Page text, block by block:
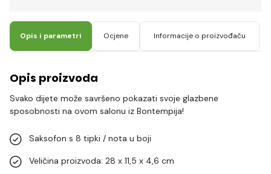
Opis i parametri Ocjene Informacije o proizvođaču
Opis proizvoda
Svako dijete može savršeno pokazati svoje glazbene
sposobnosti na ovom salonu iz Bontempija!
Saksofon s 8 tipki / nota u boji
Veličina proizvoda: 28 x 11,5 x 4,6 cm